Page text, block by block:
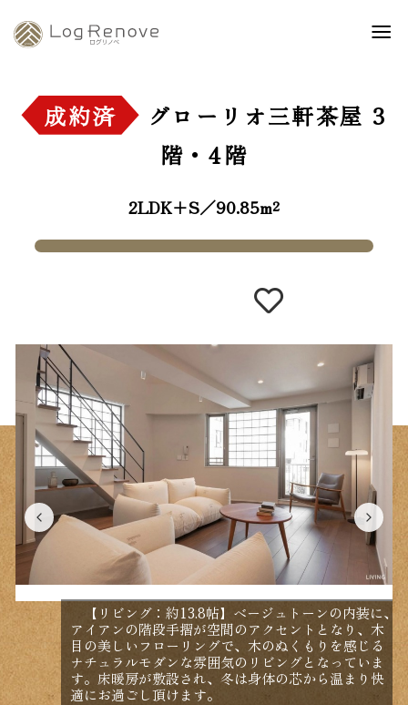
成約済 グローリオ三軒茶屋 3
階・4階
2LDK+S／90.85m²
【リビング：約13.8帖】ベージュトーンの内装に、
アイアンの階段手摺が空間のアクセントとなり、木
目の美しいフローリングで、木のぬくもりを感じる
ナチュラルモダンな雰囲気のリビングとなっていま
す。床暖房が敷設され、冬は身体の芯から温まり快
適にお過ごし頂けます。